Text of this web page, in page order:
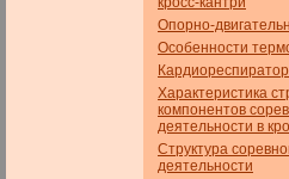
Опорно-
Особенности
Характеристика
компонентов
деятельности в
Структура
деятельности